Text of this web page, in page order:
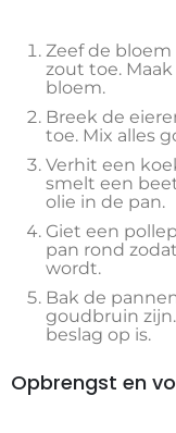
Zeef de
zout toe.
bloem.
Breek de
toe. Mix alles
Verhit een
smelt een
olie in de pan.
Giet een
pan rond
wordt.
Bak de
goudbruin
beslag op is.
Opbrengst en